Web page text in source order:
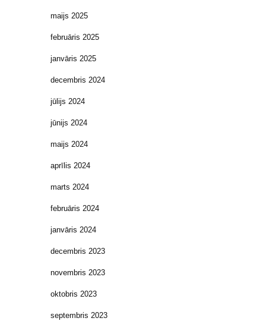
maijs 2025
februāris 2025
janvāris 2025
decembris 2024
jūlijs 2024
jūnijs 2024
maijs 2024
aprīlis 2024
marts 2024
februāris 2024
janvāris 2024
decembris 2023
novembris 2023
oktobris 2023
septembris 2023